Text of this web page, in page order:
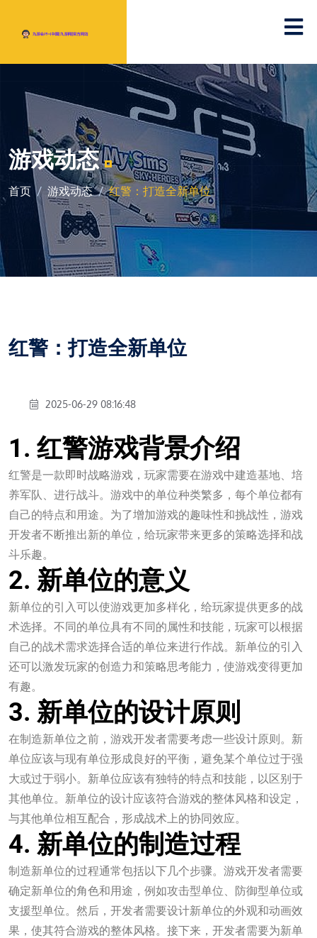
游戏动态
首页 游戏动态 红警：打造全新单位
红警：打造全新单位
2025-06-29 08:16:48
1. 红警游戏背景介绍
红警是一款即时战略游戏，玩家需要在游戏中建造基地、培
养军队、进行战斗。游戏中的单位种类繁多，每个单位都有
自己的特点和用途。为了增加游戏的趣味性和挑战性，游戏
开发者不断推出新的单位，给玩家带来更多的策略选择和战
斗乐趣。
2. 新单位的意义
新单位的引入可以使游戏更加多样化，给玩家提供更多的战
术选择。不同的单位具有不同的属性和技能，玩家可以根据
自己的战术需求选择合适的单位来进行作战。新单位的引入
还可以激发玩家的创造力和策略思考能力，使游戏变得更加
有趣。
3. 新单位的设计原则
在制造新单位之前，游戏开发者需要考虑一些设计原则。新
单位应该与现有单位形成良好的平衡，避免某个单位过于强
大或过于弱小。新单位应该有独特的特点和技能，以区别于
其他单位。新单位的设计应该符合游戏的整体风格和设定，
与其他单位相互配合，形成战术上的协同效应。
4. 新单位的制造过程
制造新单位的过程通常包括以下几个步骤。游戏开发者需要
确定新单位的角色和用途，例如攻击型单位、防御型单位或
支援型单位。然后，开发者需要设计新单位的外观和动画效
果，使其符合游戏的整体风格。接下来，开发者需要为新单